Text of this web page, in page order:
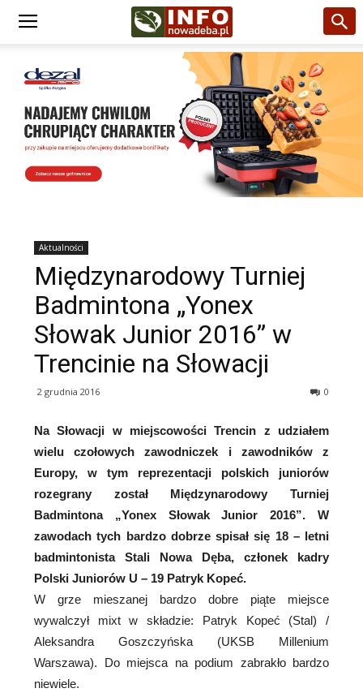
Aktualności
Międzynarodowy Turniej
Badmintona „Yonex
Słowak Junior 2016” w
Trencinie na Słowacji
2 grudnia 2016 0
Na Słowacji w miejscowości Trencin z udziałem
wielu czołowych zawodniczek i zawodników z
Europy, w tym reprezentacji polskich juniorów
rozegrany został Międzynarodowy Turniej
Badmintona „Yonex Słowak Junior 2016”. W
zawodach tych bardzo dobrze spisał się 18 – letni
badmintonista Stali Nowa Dęba, członek kadry
Polski Juniorów U – 19 Patryk Kopeć.
W grze mieszanej bardzo dobre piąte miejsce
wywalczył mixt w składzie: Patryk Kopeć (Stal) /
Aleksandra Goszczyńska (UKSB Millenium
Warszawa). Do miejsca na podium zabrakło bardzo
niewiele.